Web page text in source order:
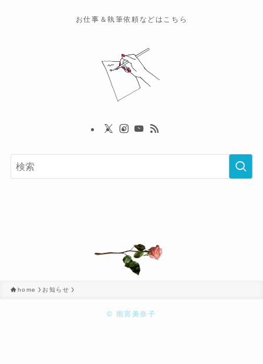
お仕事＆執筆依頼などはこちら
home お知らせ
© 雨宮美奈子